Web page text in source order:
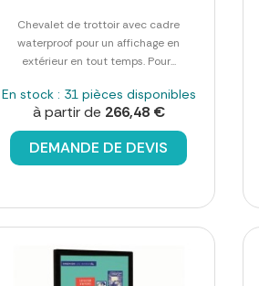
Chevalet de trottoir avec cadre
waterproof pour un affichage en
extérieur en tout temps. Pour...
En stock : 31 pièces disponibles
à partir de 266,48 €
DEMANDE DE DEVIS